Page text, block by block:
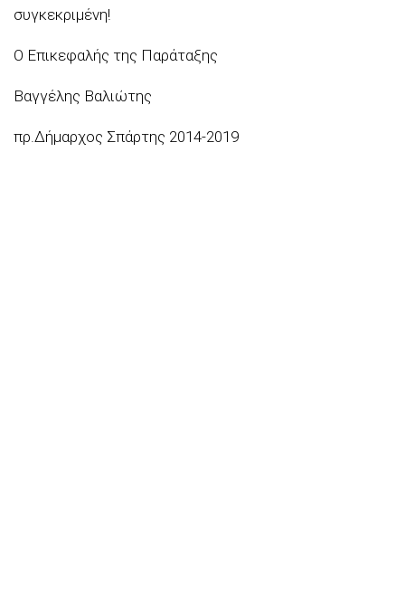
συγκεκριμένη!
Ο Επικεφαλής της Παράταξης
Βαγγέλης Βαλιώτης
πρ.Δήμαρχος Σπάρτης 2014-2019